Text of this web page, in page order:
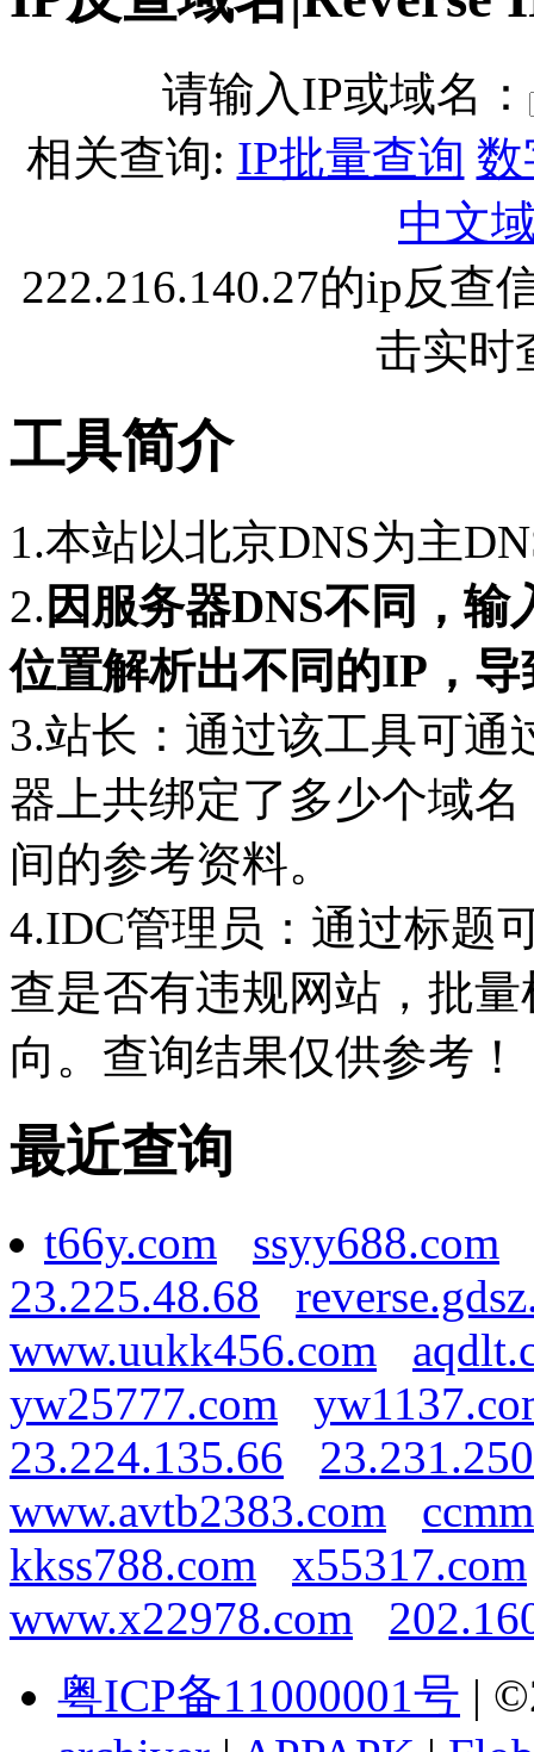
请输入IP或域名：
相关查询: IP批量查询 数
中文
222.216.140.27的ip反查
击实时
工具简介
1.本站以北京DNS为主
2. 因服务器DNS不同，
位置解析出不同的IP，
3.站长：通过该工具可通
器上共绑定了多少个域
间的参考资料。
4.IDC管理员：通过标题
查是否有违规网站，批
向。查询结果仅供参考！
最近查询
t66y.com
ssyy688.com
23.225.48.68
www.uukk456.com
yw25777.com
23.224.135.66
www.avtb2383.com
kkss788.com
x55317.com
www.x22978.com
粤ICP备11000001号 |